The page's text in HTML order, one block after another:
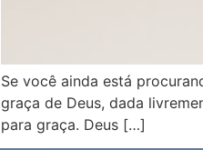
Se você ainda está
graça de Deus, dada
para graça. Deus […]